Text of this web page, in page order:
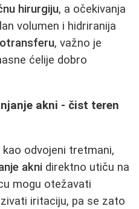
hirurgiju, a očekivanja
volumen i hidriranija
, važno je
ćelije dobro
akni - čist teren
kao odvojeni tretmani,
akni direktno utiču na
mogu otežavati
iritaciju, pa se zato